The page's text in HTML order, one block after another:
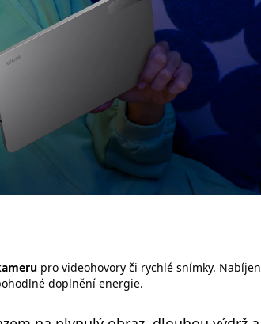
pro videohovory či rychlé snímky.
doplnění energie.